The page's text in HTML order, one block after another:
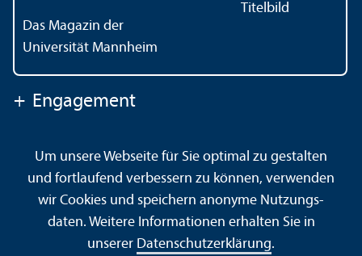
Das Magazin der
Universität Mannheim
+ Engagement
Kontakt Impressum Datenschutz
Barrierefreiheit
Gebärdensprache
Leichte Sprache
Sitemap
Hausordnung
Sicherheit und Notfälle
Um unsere Webseite für Sie optimal zu gestalten
und fortlaufend verbessern zu können, verwenden
wir Cookies und speichern anonyme Nutzungs­
daten. Weitere Informationen erhalten Sie in
unserer Datenschutz­erklärung.